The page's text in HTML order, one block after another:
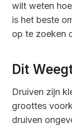
wilt weten
is het beste
op te zoeken
Dit
Druiven zijn
groottes
druiven